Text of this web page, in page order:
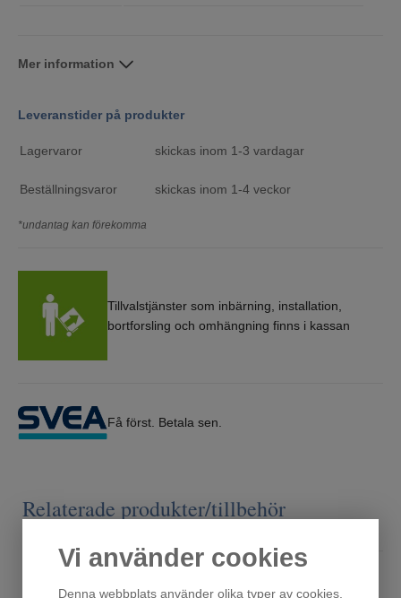
Vi använder cookies
Denna webbplats använder olika typer av cookies.
Mer information
Leveranstider på produkter
Lagervaror skickas inom 1-3 vardagar
Beställningsvaror skickas inom 1-4 veckor
*undantag kan förekomma
Tillvalstjänster som inbärning, installation,
bortforsling och omhängning finns i kassan
Få först. Betala sen.
Relaterade produkter/tillbehör